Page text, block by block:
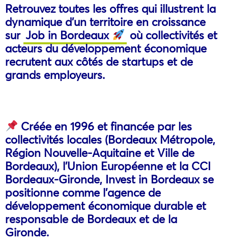
Retrouvez toutes les offres qui illustrent la
dynamique d’un territoire en croissance
sur Job in Bordeaux
où collectivités et
acteurs du développement économique
recrutent aux côtés de startups et de
grands employeurs.
Créée en 1996 et financée par les
collectivités locales (Bordeaux Métropole,
Région Nouvelle-Aquitaine et Ville de
Bordeaux), l’Union Européenne et la CCI
Bordeaux-Gironde, Invest in Bordeaux se
positionne comme l’agence de
développement économique durable et
responsable de Bordeaux et de la
Gironde.